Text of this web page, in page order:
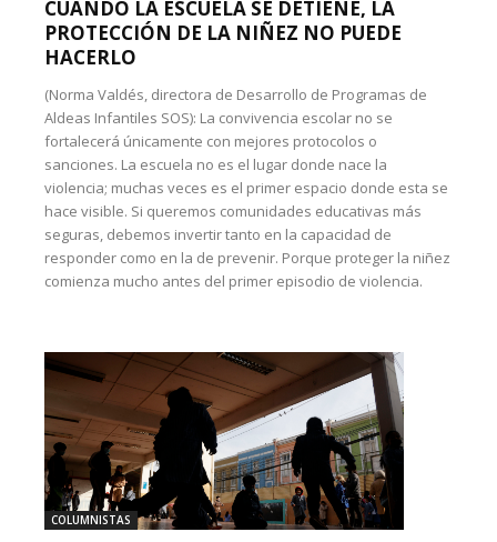
CUANDO LA ESCUELA SE DETIENE, LA
PROTECCIÓN DE LA NIÑEZ NO PUEDE
HACERLO
(Norma Valdés, directora de Desarrollo de Programas de
Aldeas Infantiles SOS): La convivencia escolar no se
fortalecerá únicamente con mejores protocolos o
sanciones. La escuela no es el lugar donde nace la
violencia; muchas veces es el primer espacio donde esta se
hace visible. Si queremos comunidades educativas más
seguras, debemos invertir tanto en la capacidad de
responder como en la de prevenir. Porque proteger la niñez
comienza mucho antes del primer episodio de violencia.
COLUMNISTAS